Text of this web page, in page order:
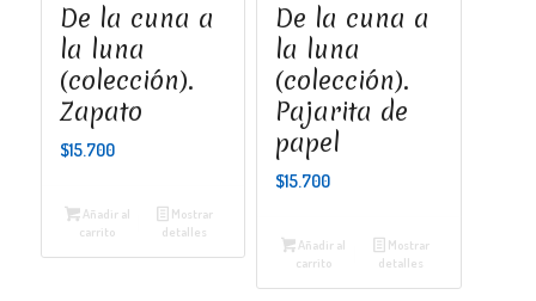
De la cuna a
la luna
(colección).
Zapato
$15.700
Añadir al
carrito
Mostrar
detalles
De la cuna a
la luna
(colección).
Pajarita de
papel
$15.700
Añadir al
carrito
Mostrar
detalles